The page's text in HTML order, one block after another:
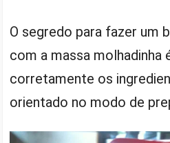
O segredo para fazer um
com a massa molhadinha
corretamente os
orientado no modo de